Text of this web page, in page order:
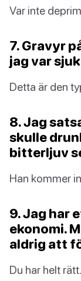
Var inte
7. Gravyr
jag var
Detta är den
8. Jag
skulle
bitterljuv
Han kommer
9. Jag har
ekonomi.
aldrig att
Du har helt rätt.